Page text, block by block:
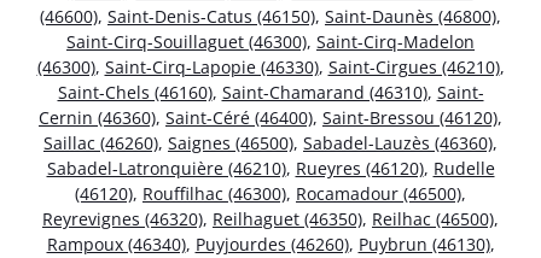
(46600), Saint-Denis-Catus (46150), Saint-Daunès (46800),
Saint-Cirq-Souillaguet (46300), Saint-Cirq-Madelon
(46300), Saint-Cirq-Lapopie (46330), Saint-Cirgues (46210),
Saint-Chels (46160), Saint-Chamarand (46310), Saint-
Cernin (46360), Saint-Céré (46400), Saint-Bressou (46120),
Saillac (46260), Saignes (46500), Sabadel-Lauzès (46360),
Sabadel-Latronquière (46210), Rueyres (46120), Rudelle
(46120), Rouffilhac (46300), Rocamadour (46500),
Reyrevignes (46320), Reilhaguet (46350), Reilhac (46500),
Rampoux (46340), Puyjourdes (46260), Puybrun (46130),